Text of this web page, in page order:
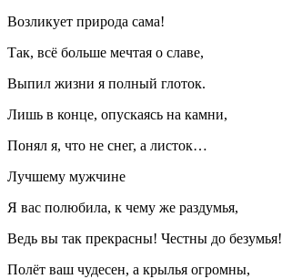
Возликует природа сама!
Так, всё больше мечтая о славе,
Выпил жизни я полный глоток.
Лишь в конце, опускаясь на камни,
Понял я, что не снег, а листок…
Лучшему мужчине
Я вас полюбила, к чему же раздумья,
Ведь вы так прекрасны! Честны до безумья!
Полёт ваш чудесен, а крылья огромны,